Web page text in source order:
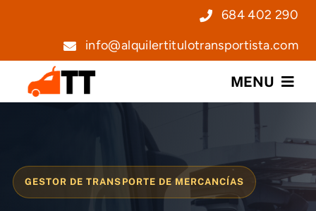
684 402 290
info@alquilertitulotransportista.com
MENU
Servicios
GESTOR DE TRANSPORTE DE MERCANCÍAS